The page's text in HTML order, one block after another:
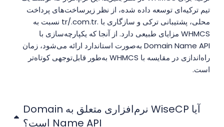
تیم ترکیه‌ای توسعه داده شده، از نظر زیرساخت‌های پرداخت
محلی، پشتیبانی ترکی و سازگاری با .tr/.com.tr نسبت به
WHMCS مزایای طبیعی دارد. از آنجا که یکپارچه‌سازی با
Domain Name API به‌صورت استاندارد ارائه می‌شود، زمان
راه‌اندازی در مقایسه با WHMCS به‌طور قابل‌توجهی کوتاه‌تر
است.
آیا WiseCP نرم‌افزاری متعلق به Domain
Name API است؟